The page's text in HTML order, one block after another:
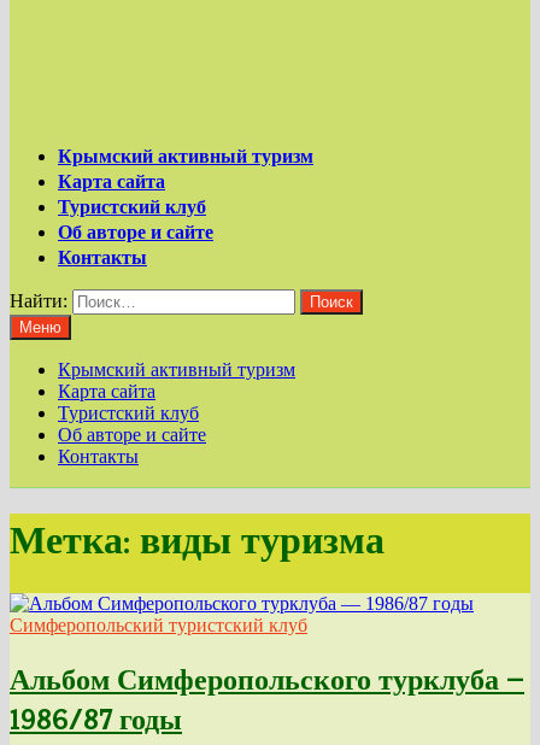
Крымский активный туризм
Карта сайта
Туристский клуб
Об авторе и сайте
Контакты
Найти:
Меню
Крымский активный туризм
Карта сайта
Туристский клуб
Об авторе и сайте
Контакты
Метка: виды туризма
Симферопольский туристский клуб
Альбом Симферопольского турклуба —
1986/87 годы